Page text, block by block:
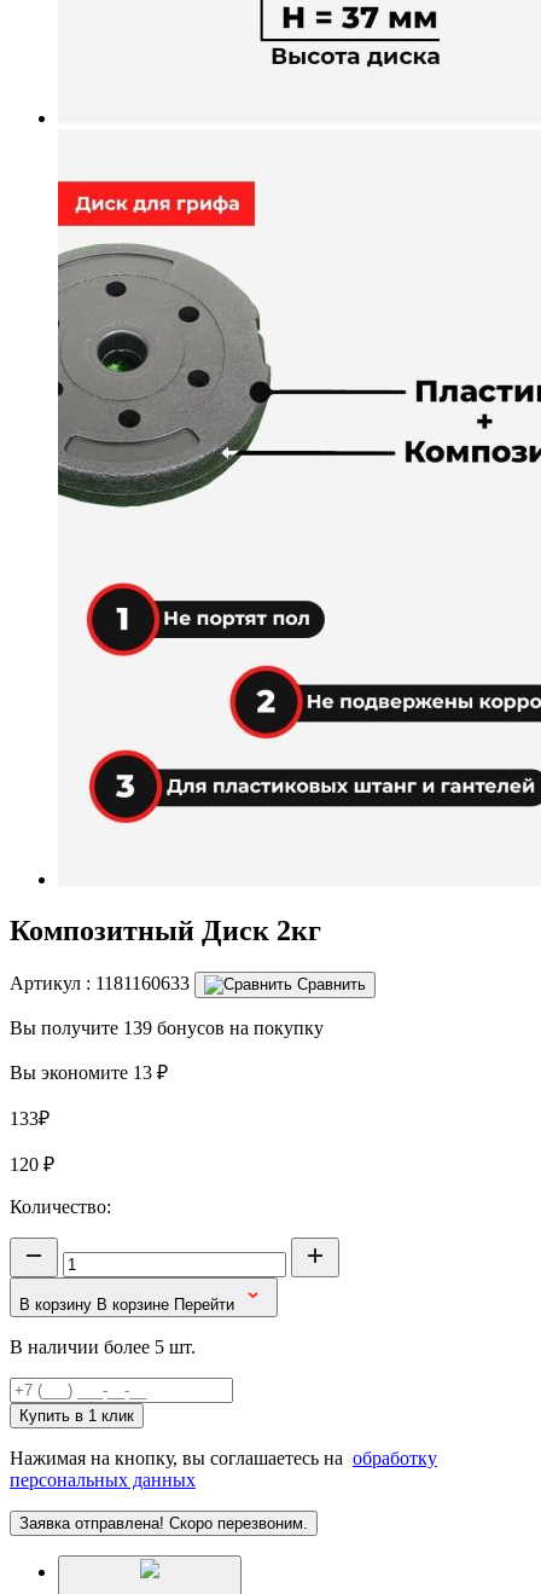
Композитный Диск 2кг
Артикул : 1181160633 Сравнить
Вы получите 139 бонусов на покупку
Вы экономите 13 ₽
133₽
120 ₽
Количество:
В корзину В корзине Перейти
В наличии более 5 шт.
Купить в 1 клик
Нажимая на кнопку, вы соглашаетесь на обработку
персональных данных
Заявка отправлена! Скоро перезвоним.